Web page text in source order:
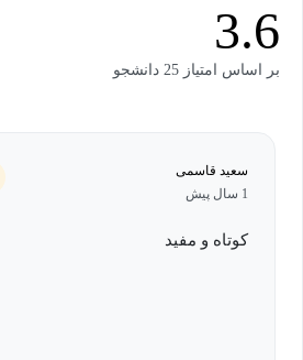
کارآفرینان و مدیران:
کسانی که
شناخته‌شدگی در زمینه تخصصی
3.6
بر اساس امتیاز 25 دانشجو
سعید قاسمی
1 سال پیش
کوتاه و مفید